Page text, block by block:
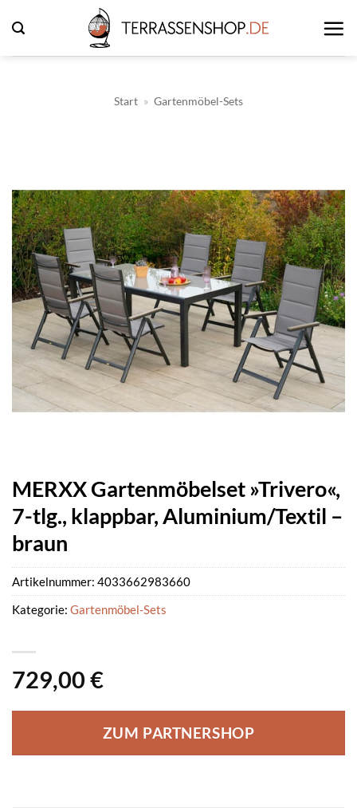
Inhalt
springen
Start » Gartenmöbel-Sets
MERXX Gartenmöbelset »Trivero«,
7-tlg., klappbar, Aluminium/Textil –
braun
729,00 €
ZUM PARTNERSHOP
Artikelnummer: 4033662983660
Kategorie: Gartenmöbel-Sets